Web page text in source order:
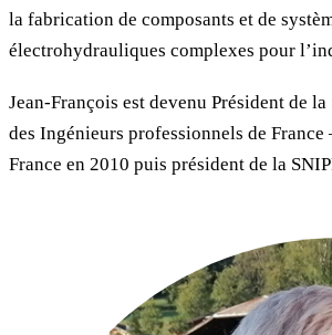
la fabrication de composants et de
électrohydrauliques complexes pour
Jean-François est devenu Président de
des Ingénieurs professionnels de France
France en 2010 puis président de la